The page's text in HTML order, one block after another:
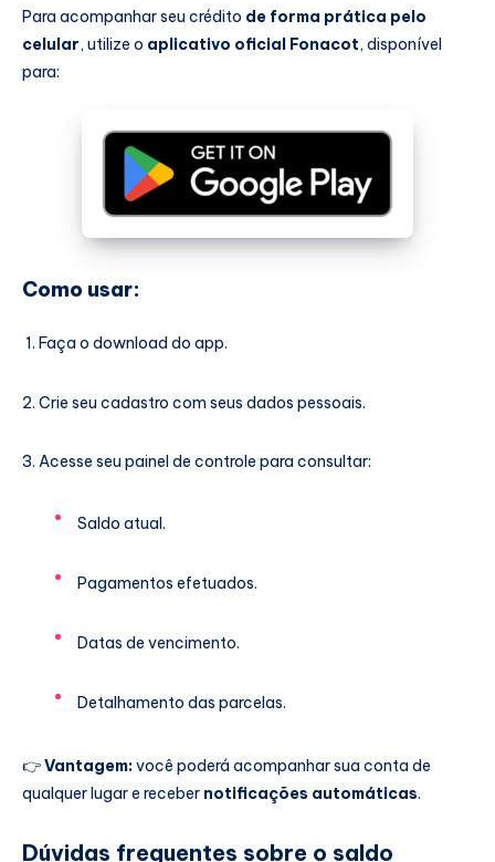
Para acompanhar seu crédito de forma prática pelo
celular, utilize o aplicativo oficial Fonacot, disponível
para:
Como usar:
Faça o download do app.
Crie seu cadastro com seus dados pessoais.
Acesse seu painel de controle para consultar:
Saldo atual.
Pagamentos efetuados.
Datas de vencimento.
Detalhamento das parcelas.
👉Vantagem:você poderá acompanhar sua conta de
qualquer lugar e receber notificações automáticas.
Dúvidas frequentes sobre o saldo